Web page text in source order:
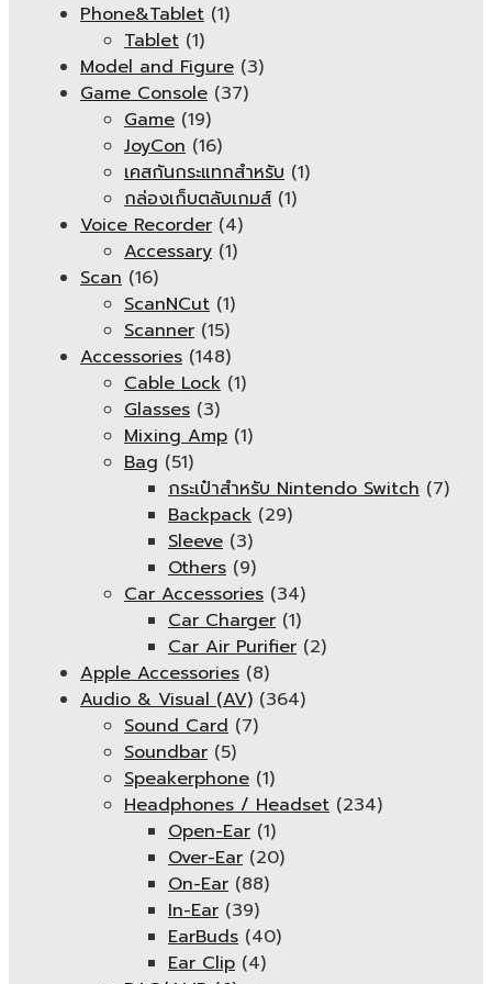
Phone&Tablet (1)
Tablet (1)
Model and Figure (3)
Game Console (37)
Game (19)
JoyCon (16)
เคสกันกระแทกสำหรับ (1)
กล่องเก็บตลับเกมส์ (1)
Voice Recorder (4)
Accessary (1)
Scan (16)
ScanNCut (1)
Scanner (15)
Accessories (148)
Cable Lock (1)
Glasses (3)
Mixing Amp (1)
Bag (51)
กระเป๋าสำหรับ Nintendo Switch (7)
Backpack (29)
Sleeve (3)
Others (9)
Car Accessories (34)
Car Charger (1)
Car Air Purifier (2)
Apple Accessories (8)
Audio & Visual (AV) (364)
Sound Card (7)
Soundbar (5)
Speakerphone (1)
Headphones / Headset (234)
Open-Ear (1)
Over-Ear (20)
On-Ear (88)
In-Ear (39)
EarBuds (40)
Ear Clip (4)